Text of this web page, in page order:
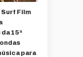
Film
15ª
para